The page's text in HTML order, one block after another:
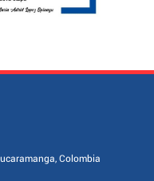
Colombia